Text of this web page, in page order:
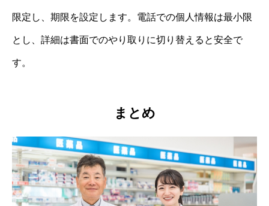
限定し、期限を設定します。電話での個人情報は最小限
とし、詳細は書面でのやり取りに切り替えると安全で
す。
まとめ